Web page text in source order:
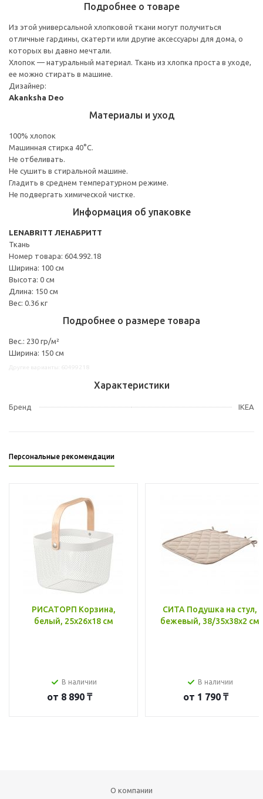
Подробнее о товаре
Из этой универсальной хлопковой ткани могут получиться
отличные гардины, скатерти или другие аксессуары для дома, о
которых вы давно мечтали.
Хлопок — натуральный материал. Ткань из хлопка проста в уходе,
ее можно стирать в машине.
Дизайнер:
Akanksha Deo
Материалы и уход
100% хлопок
Машинная стирка 40°С.
Не отбеливать.
Не сушить в стиральной машине.
Гладить в среднем температурном режиме.
Не подвергать химической чистке.
Информация об упаковке
LENABRITT ЛЕНАБРИТТ
Ткань
Номер товара: 604.992.18
Ширина: 100 см
Высота: 0 см
Длина: 150 см
Вес: 0.36 кг
Подробнее о размере товара
Вес.: 230 гр/м²
Ширина: 150 см
Характеристики
Бренд IKEA
Персональные рекомендации
РИСАТОРП Корзина,
белый, 25x26x18 см
В наличии
от 8 890 ₸
СИТА Подушка на стул,
бежевый, 38/35x38x2 см
В наличии
от 1 790 ₸
О компании